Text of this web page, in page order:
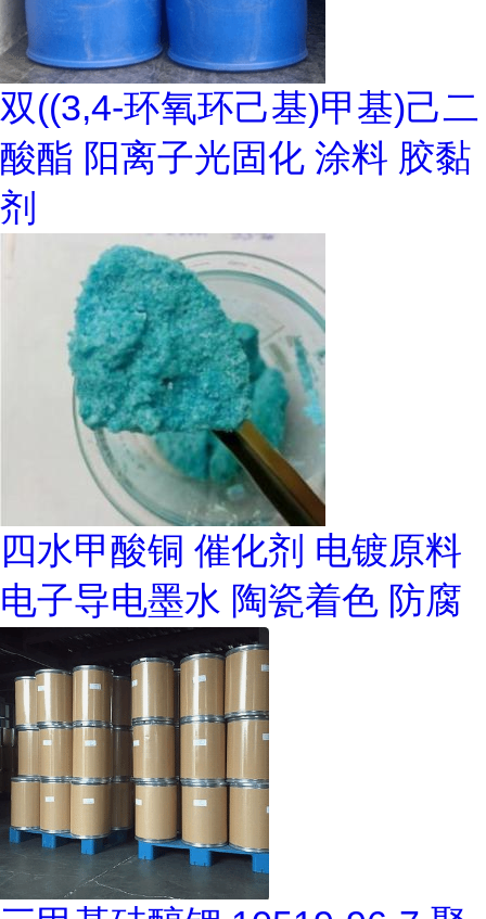
双((3,4-环氧环己基)甲基)己二
酸酯 阳离子光固化 涂料 胶黏
剂
四水甲酸铜 催化剂 电镀原料
电子导电墨水 陶瓷着色 防腐